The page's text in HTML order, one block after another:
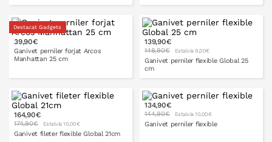
A LA CISTELLA
Destacat Gadgets
39,90€
Ganivet perniler forjat Arcos
Manhattan 25 cm
A LA CISTELLA
139,90€
148,90€ Estalvia 9,00€
Ganivet perniler flexible Global 25
cm
A LA CISTELLA
164,90€
174,90€ Estalvia 10,00€
Ganivet fileter flexible Global 21cm
134,90€
144,90€ Estalvia 10,00€
Ganivet perniler flexible